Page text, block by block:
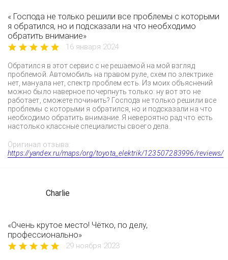
« Господа не только решили все проблемы с которыми
я обратился, но и подсказали на что необходимо
обратить внимание»
16 января 2024
Обратился в этот сервис с не решаемой на мой взгляд
проблемой. Автомобиль на правом руле, схем по электрике
нет, мануала нет, спектр проблем есть. Из моих объяснений
можно было наверное почерпнуть только: ну вот это не
работает, сможете починить? Господа не только решили все
проблемы с которыми я обратился, но и подсказали на что
необходимо обратить внимание. Я невероятно рад что есть
настолько классные специалисты своего дела.
Оригинал отзыва:
https://yandex.ru/maps/org/toyota_elektrik/123507283996/reviews/
Charlie
«Очень крутое место! Чётко, по делу,
профессионально»
29 ноября 2023